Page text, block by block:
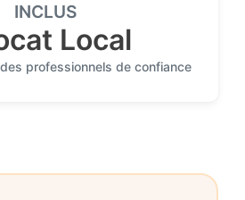
INCLUS
Local
professionnels de confiance